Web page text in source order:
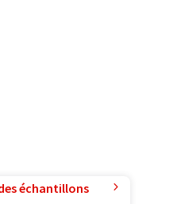
échantillons